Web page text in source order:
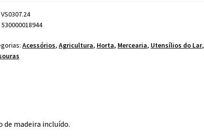
VS0307.24
530000018944
Acessórios, Agricultura, Horta, Mercearia, Utensílios do Lar,
de madeira incluído.